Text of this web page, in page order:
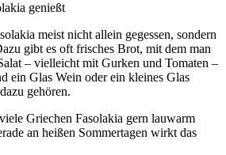
genießt
meist nicht allein gegessen, sondern
gibt es oft frisches Brot, mit dem man
– vielleicht mit Gurken und Tomaten –
ein Glas Wein oder ein kleines Glas
gehören.
Griechen Fasolakia gern lauwarm
an heißen Sommertagen wirkt das